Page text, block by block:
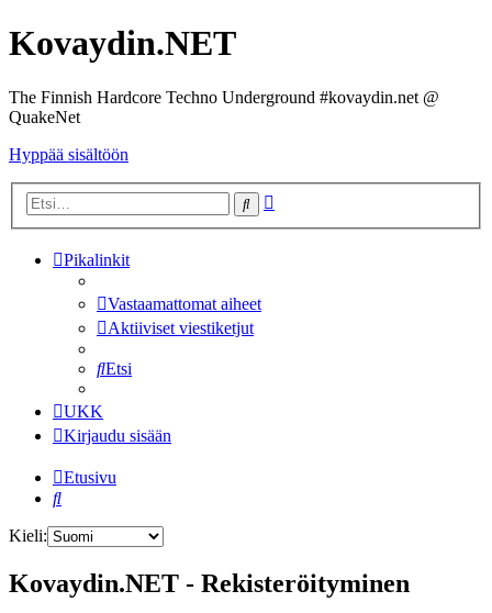
Kovaydin.NET
The Finnish Hardcore Techno Underground #kovaydin.net @
QuakeNet
Hyppää sisältöön
Etsi
Pikalinkit
Vastaamattomat aiheet
Aktiiviset viestiketjut
Etsi
UKK
Kirjaudu sisään
Etusivu
Etsi
Kieli:
Kovaydin.NET - Rekisteröityminen